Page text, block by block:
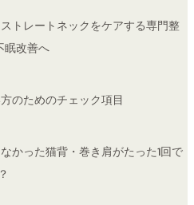
トレートネックをケアする専門整
眠改善へ
のためのチェック項目
かった猫背・巻き肩がたった1回で